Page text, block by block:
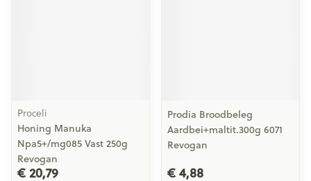
Proceli
Honing Manuka
Npa5+/mg085 Vast 250g
Revogan
€ 20,79
Prodia Broodbeleg
Aardbei+maltit.300g 6071
Revogan
€ 4,88